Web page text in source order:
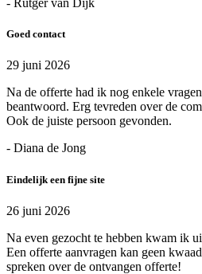
- Rutger van Dijk
Goed contact
29 juni 2026
Na de offerte had ik nog enkele
beantwoord. Erg tevreden over de
Ook de juiste persoon gevonden.
- Diana de Jong
Eindelijk een fijne site
26 juni 2026
Na even gezocht te hebben kwam ik
Een offerte aanvragen kan geen
spreken over de ontvangen offerte!